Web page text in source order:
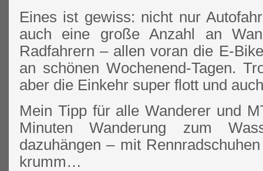
Eines ist gewiss: nicht nur
auch eine große Anzahl an
Radfahrern – allen voran die E-
an schönen Wochenend-Tagen.
aber die Einkehr super flott und
Mein Tipp für alle Wanderer und
Minuten Wanderung zum
dazuhängen – mit
krumm…